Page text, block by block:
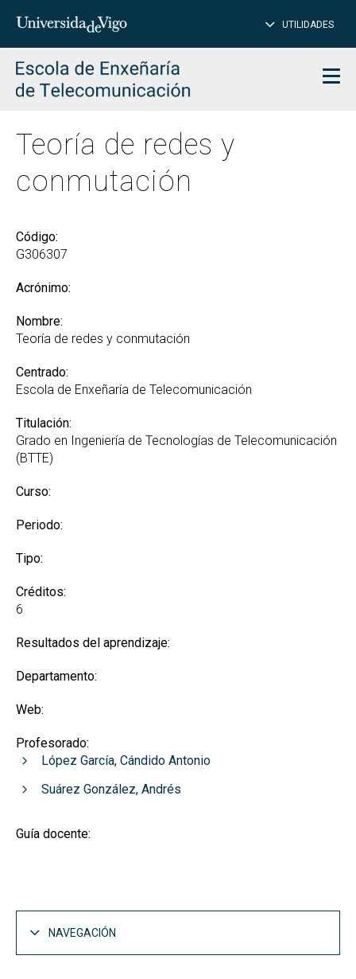
Insertar
para
buscar
UTILIDADES
Teoría de redes y
conmutación
Código:
G306307
Acrónimo:
Nombre:
Teoría de redes y conmutación
Centrado:
Escola de Enxeñaría de Telecomunicación
Titulación:
Grado en Ingeniería de Tecnologías de Telecomunicación
(BTTE)
Curso:
Periodo:
Tipo:
Créditos:
6
Resultados del aprendizaje:
Departamento:
Web:
Profesorado:
López García, Cándido Antonio
Suárez González, Andrés
Guía docente:
NAVEGACIÓN